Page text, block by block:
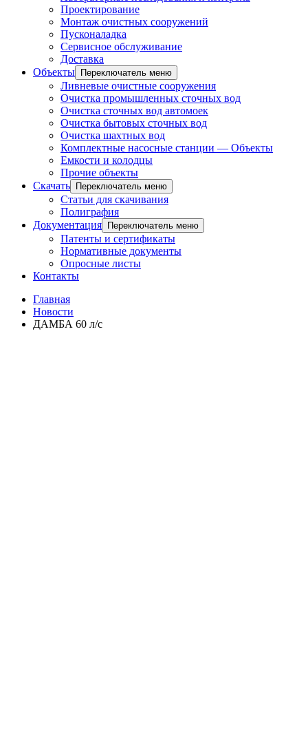
Проектирование
Монтаж очистных сооружений
Пусконаладка
Сервисное обслуживание
Доставка
Объекты
Переключатель меню
Ливневые очистные сооружения
Очистка промышленных сточных вод
Очистка сточных вод автомоек
Очистка бытовых сточных вод
Очистка шахтных вод
Комплектные насосные станции — Объекты
Емкости и колодцы
Прочие объекты
Скачать
Переключатель меню
Статьи для скачивания
Полиграфия
Документация
Переключатель меню
Патенты и сертификаты
Нормативные документы
Опросные листы
Контакты
Главная
Новости
ДАМБА 60 л/с